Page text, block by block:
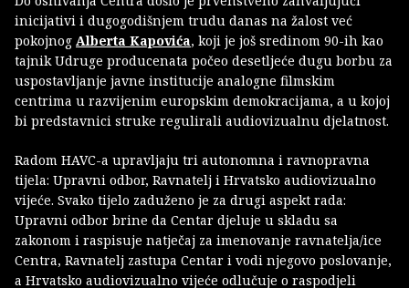
inicijativi i dugogodišnjem trudu danas na žalost već
pokojnog Alberta Kapovića, koji je još sredinom 90-ih kao
tajnik Udruge producenata počeo desetljeće dugu borbu za
uspostavljanje javne institucije analogne filmskim
centrima u razvijenim europskim demokracijama, a u kojoj
bi predstavnici struke regulirali audiovizualnu djelatnost.
Radom HAVC-a upravljaju tri autonomna i ravnopravna
tijela: Upravni odbor, Ravnatelj i Hrvatsko audiovizualno
vijeće. Svako tijelo zaduženo je za drugi aspekt rada:
Upravni odbor brine da Centar djeluje u skladu sa
zakonom i raspisuje natječaj za imenovanje ravnatelja/ice
Centra, Ravnatelj zastupa Centar i vodi njegovo poslovanje,
a Hrvatsko audiovizualno vijeće odlučuje o raspodjeli